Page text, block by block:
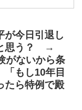
村敬斗に複数オフ
残留の可能性浮
反応】
綺世、トルコ名門
然！【海外の反
が今日引退し
思う？ →
がないから条
「もし10年目
たら特例で殿